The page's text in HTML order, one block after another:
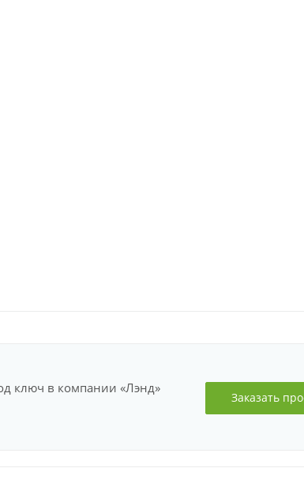
ключ в компании «Лэнд»
Заказать